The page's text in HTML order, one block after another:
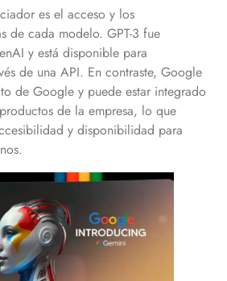
es el acceso y los
de cada modelo. GPT-3 fue
y está disponible para
de una API. En contraste, Google
de Google y puede estar integrado
de la empresa, lo que
y disponibilidad para